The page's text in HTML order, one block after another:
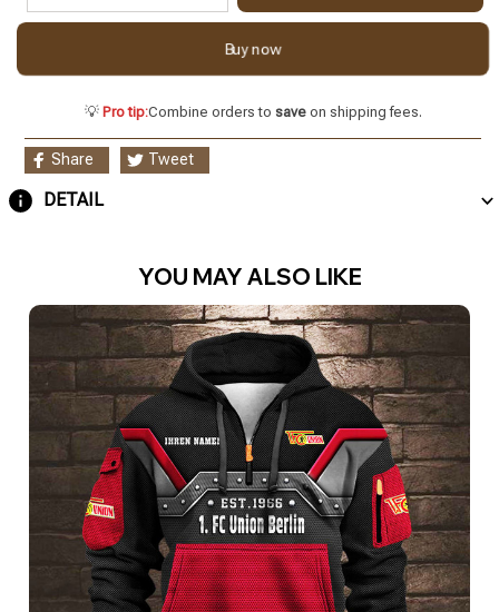
Buy now
💡 Pro tip:Combine orders to saveon shipping fees.
Share Tweet
DETAIL
YOU MAY ALSO LIKE